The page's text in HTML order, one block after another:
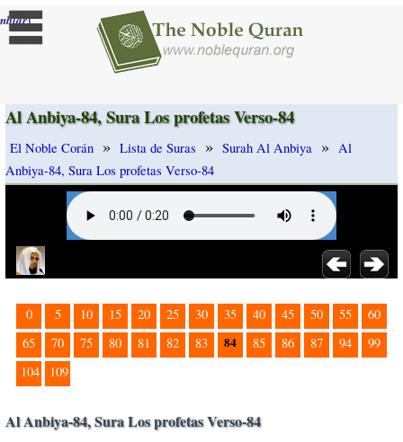
]
Al Anbiya-84, Sura Los profetas Verso-84
El Noble Corán » Lista de Suras » Surah Al Anbiya » Al
Anbiya-84, Sura Los profetas Verso-84
0 5 10 15 20 25 30 35 40 45 50 55
60
65
70 75 80 81 82 83 84 85 86 87 94
99
104
109
Al Anbiya-84, Sura Los profetas Verso-84